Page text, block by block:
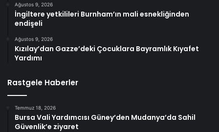
Ağustos 9, 2026
İngiltere yetkilileri Burnham’ın mali esnekliğinden
endişeli
Ağustos 9, 2026
Kızılay’dan Gazze’deki Çocuklara Bayramlık Kıyafet
Yardımı
Rastgele Haberler
Temmuz 18, 2026
Bursa Vali Yardımcısı Güney’den Mudanya’da Sahil
Güvenlik’e ziyaret